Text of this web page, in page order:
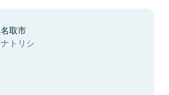
名取市
ナトリシ